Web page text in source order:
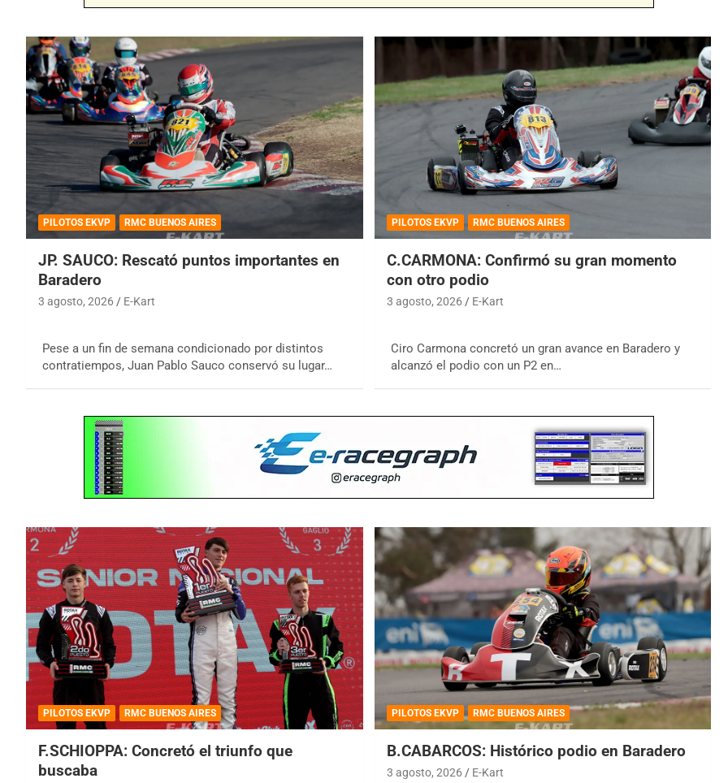
PILOTOS EKVP RMC BUENOS AIRES
JP. SAUCO: Rescató puntos importantes en
Baradero
3 agosto, 2026 E-Kart
Pese a un fin de semana condicionado por distintos
contratiempos, Juan Pablo Sauco conservó su lugar…
PILOTOS EKVP RMC BUENOS AIRES
C.CARMONA: Confirmó su gran momento
con otro podio
3 agosto, 2026 E-Kart
Ciro Carmona concretó un gran avance en Baradero y
alcanzó el podio con un P2 en…
PILOTOS EKVP RMC BUENOS AIRES
F.SCHIOPPA: Concretó el triunfo que
buscaba
PILOTOS EKVP RMC BUENOS AIRES
B.CABARCOS: Histórico podio en Baradero
3 agosto, 2026 E-Kart